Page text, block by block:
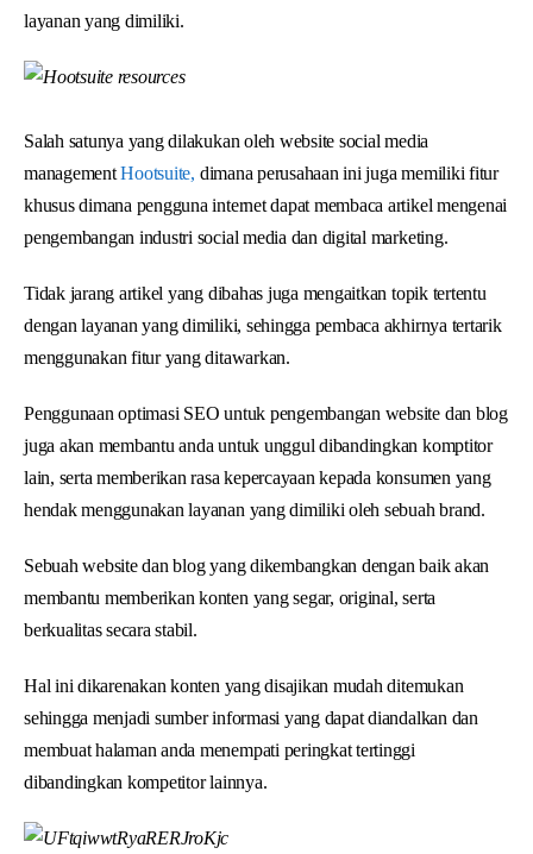
layanan yang dimiliki.
Salah satunya yang dilakukan oleh website social media
managementHootsuite, dimana perusahaan ini juga memiliki fitur
khusus dimana pengguna internet dapat membaca artikel mengenai
pengembangan industri social media dan digital marketing.
Tidak jarang artikel yang dibahas juga mengaitkan topik tertentu
dengan layanan yang dimiliki, sehingga pembaca akhirnya tertarik
menggunakan fitur yang ditawarkan.
Penggunaan optimasi SEO untuk pengembangan website dan blog
juga akan membantu anda untuk unggul dibandingkan komptitor
lain, serta memberikan rasa kepercayaan kepada konsumen yang
hendak menggunakan layanan yang dimiliki oleh sebuah brand.
Sebuah website dan blog yang dikembangkan dengan baik akan
membantu memberikan konten yang segar, original, serta
berkualitas secara stabil.
Hal ini dikarenakan konten yang disajikan mudah ditemukan
sehingga menjadi sumber informasi yang dapat diandalkan dan
membuat halaman anda menempati peringkat tertinggi
dibandingkan kompetitor lainnya.